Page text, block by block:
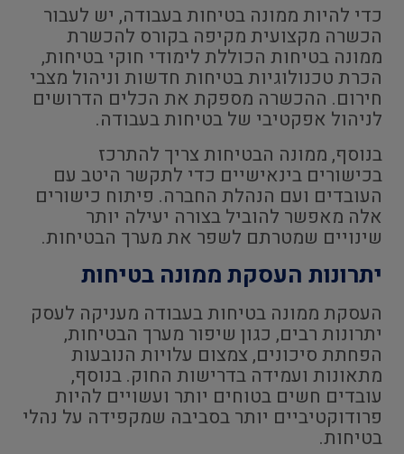
כדי להיות ממונה בטיחות בעבודה, יש לעבור
הכשרה מקצועית מקיפה בקורס להכשרת
ממונה בטיחות הכוללת לימודי חוקי בטיחות,
הכרת טכנולוגיות בטיחות חדשות וניהול מצבי
חירום. ההכשרה מספקת את הכלים הדרושים
לניהול אפקטיבי של בטיחות בעבודה.
בנוסף, ממונה הבטיחות צריך להתרכז
בכישורים בינאישיים כדי לתקשר היטב עם
העובדים ועם הנהלת החברה. פיתוח כישורים
אלה מאפשר להוביל בצורה יעילה יותר
שינויים שמטרתם לשפר את מערך הבטיחות.
יתרונות העסקת ממונה בטיחות
העסקת ממונה בטיחות בעבודה מעניקה לעסק
יתרונות רבים, כגון שיפור מערך הבטיחות,
הפחתת סיכונים, צמצום עלויות הנובעות
מתאונות ועמידה בדרישות החוק. בנוסף,
עובדים חשים בטוחים יותר ועשויים להיות
פרודוקטיביים יותר בסביבה שמקפידה על נהלי
בטיחות.